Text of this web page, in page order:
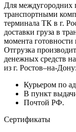
Для междугородних
транспортными
терминала ТК в г.
доставки груза в
момента готовности
Отгрузка
денежных средств
из г. Ростов–на-Дону:
Курьером по
В пункт
Почтой РФ.
Сертификаты